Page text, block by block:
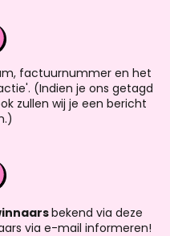
factuurnummer en het
(Indien je ons getagd
zullen wij je een bericht
bekend via deze
via e-mail informeren!